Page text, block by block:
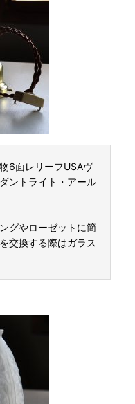
6面レリーフUSAヴ
ントライト・アール
グやローゼットに簡
交換する際はガラス